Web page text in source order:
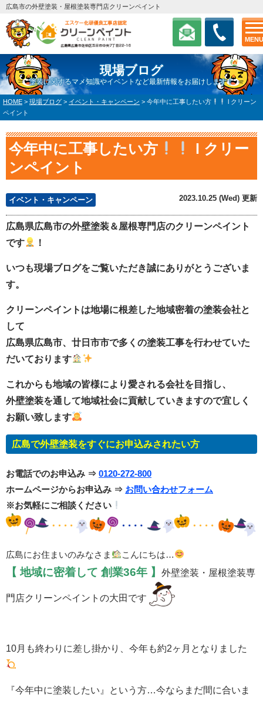
MENU
広島市の外壁塗装・屋根塗装専門店クリーンペイント
現場ブログ
塗装に関するマメ知識やイベントなど最新情報をお届けします！
HOME > 現場ブログ > イベント・キャンペーン > 今年中に工事したい方
l クリーン
ペイント
今年中に工事したい方
l クリー
ンペイント
イベント・キャンペーン 2023.10.25 (Wed) 更新
広島県広島市の外壁塗装＆屋根専門店のクリーンペイント
です
！
いつも現場ブログをご覧いただき誠にありがとうございま
す。
クリーンペイントは地場に根差した地域密着の塗装会社と
して
広島県広島市、廿日市市で多くの塗装工事を行わせていた
だいております
これからも地域の皆様により愛される会社を目指し、
外壁塗装を通して地域社会に貢献していきますので宜しく
お願い致します
広島で外壁塗装をすぐにお申込みされたい方
お電話でのお申込み ⇒ 0120-272-800
ホームページからお申込み ⇒ お問い合わせフォーム
※お気軽にご相談ください
広島にお住まいのみなさま こんにちは…
【 地域に密着して 創業36年 】 外壁塗装・屋根塗装専
門店クリーンペイントの大田です
10月も終わりに差し掛かり、今年も約2ヶ月となりました
『今年中に塗装したい』という方…今ならまだ間に合いま